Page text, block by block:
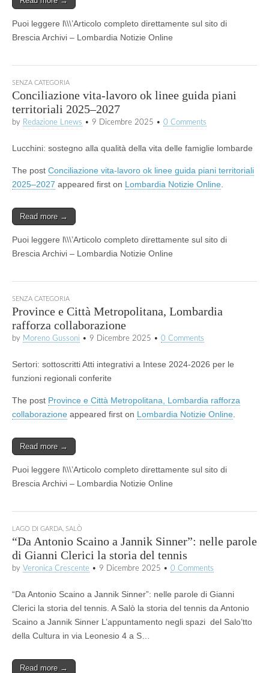
Puoi leggere l\\\’Articolo completo direttamente sul sito di
Brescia Archivi – Lombardia Notizie Online
SENZA CATEGORIA
Conciliazione vita-lavoro ok linee guida piani
territoriali 2025–2027
by Redazione Lnews • 9 Dicembre 2025 • 0 Comments
Lucchini: sostegno alla qualità della vita delle famiglie lombarde
The post Conciliazione vita-lavoro ok linee guida piani territoriali
2025–2027 appeared first on Lombardia Notizie Online
Read more →
Puoi leggere l\\\’Articolo completo direttamente sul sito di
Brescia Archivi – Lombardia Notizie Online
SENZA CATEGORIA
Province e Città Metropolitana, Lombardia
rafforza collaborazione
by Moreno Gussoni • 9 Dicembre 2025 • 0 Comments
Sertori: sottoscritti Atti integrativi a Intese 2024-2026 per le
funzioni regionali conferite
The post Province e Città Metropolitana, Lombardia rafforza
collaborazione appeared first on Lombardia Notizie Online
Read more →
Puoi leggere l\\\’Articolo completo direttamente sul sito di
Brescia Archivi – Lombardia Notizie Online
LAGO DI GARDA SALÒ
“Da Antonio Scaino a Jannik Sinner”: nelle parole
di Gianni Clerici la storia del tennis
by Veronica Crescente • 9 Dicembre 2025 • 0 Comments
“Da Antonio Scaino a Jannik Sinner”: nelle parole di Gianni
Clerici la storia del tennis. A Salò la storia del tennis da Antonio
Scaino a Jannik Sinner L’appuntamento negli spazi del Salo’tto
della Cultura in via Leonesio 4 a S…
Read more →